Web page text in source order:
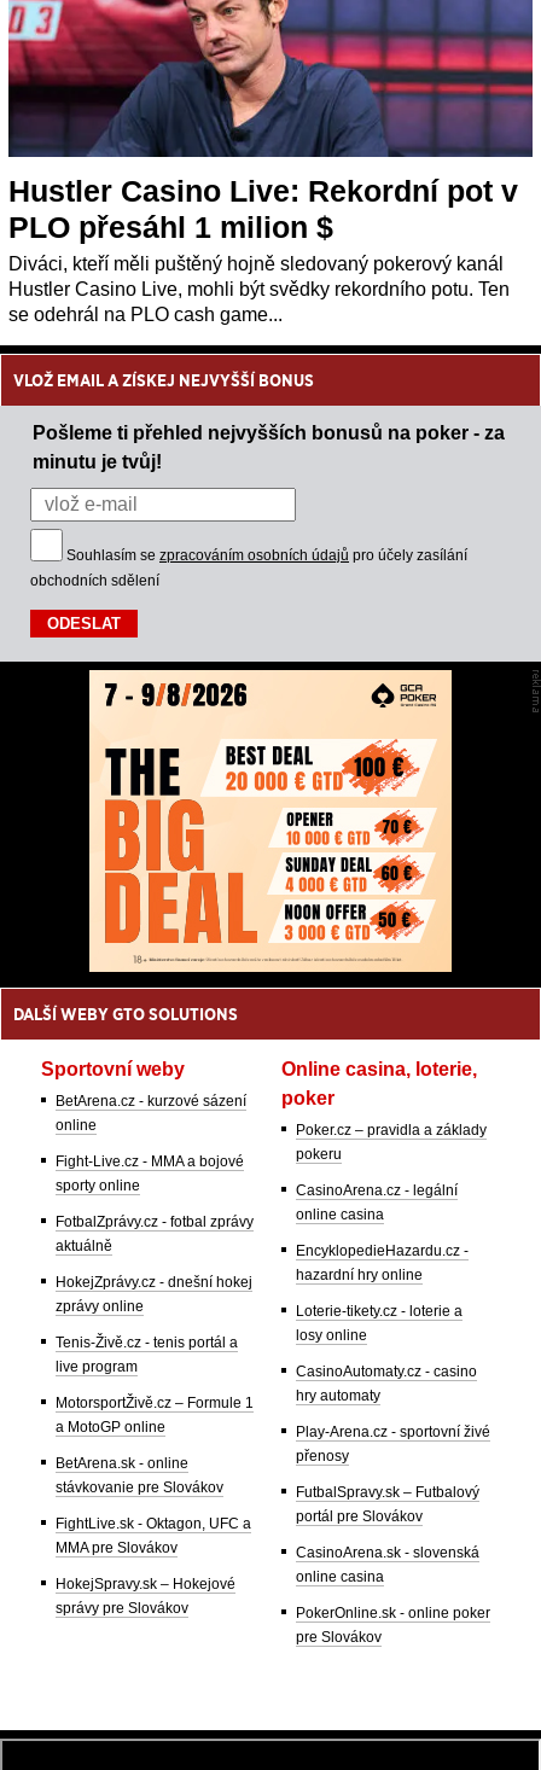
Hustler Casino Live: Rekordní pot v
PLO přesáhl 1 milion $
Diváci, kteří měli puštěný hojně sledovaný pokerový kanál
Hustler Casino Live, mohli být svědky rekordního potu. Ten
se odehrál na PLO cash game...
VLOŽ EMAIL A ZÍSKEJ NEJVYŠŠÍ BONUS
Pošleme ti přehled nejvyšších bonusů na poker - za
minutu je tvůj!
Souhlasím se zpracováním osobních údajů pro účely zasílání
obchodních sdělení
DALŠÍ WEBY GTO SOLUTIONS
Sportovní weby
BetArena.cz - kurzové sázení
online
Fight-Live.cz - MMA a bojové
sporty online
FotbalZprávy.cz - fotbal zprávy
aktuálně
HokejZprávy.cz - dnešní hokej
zprávy online
Tenis-Živě.cz - tenis portál a
live program
MotorsportŽivě.cz – Formule 1
a MotoGP online
BetArena.sk - online
stávkovanie pre Slovákov
FightLive.sk - Oktagon, UFC a
MMA pre Slovákov
HokejSpravy.sk – Hokejové
správy pre Slovákov
Online casina, loterie,
poker
Poker.cz – pravidla a základy
pokeru
CasinoArena.cz - legální
online casina
EncyklopedieHazardu.cz -
hazardní hry online
Loterie-tikety.cz - loterie a
losy online
CasinoAutomaty.cz - casino
hry automaty
Play-Arena.cz - sportovní živé
přenosy
FutbalSpravy.sk – Futbalový
portál pre Slovákov
CasinoArena.sk - slovenská
online casina
PokerOnline.sk - online poker
pre Slovákov